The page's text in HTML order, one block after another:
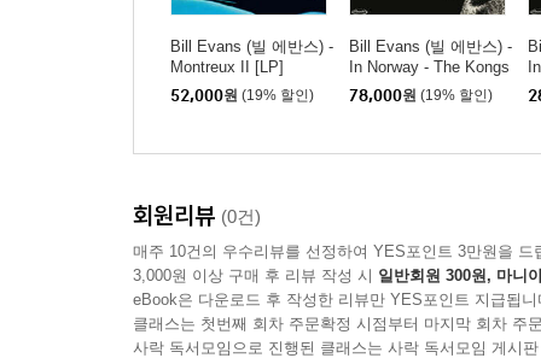
Bill Evans (빌 에반스) -
Montreux II [LP]
52,000원 (19% 할인)
Bill Evans (빌 에반스) -
In Norway - The Kongs
berg Concert [2LP]
78,000원 (19% 할인)
회원리뷰 (0건)
매주 10건의 우수리뷰를 선정하여 YES포인트 3만원을 드
3,000원 이상 구매 후 리뷰 작성 시 일반회원 300원, 마니
eBook은 다운로드 후 작성한 리뷰만 YES포인트 지급됩니
클래스는 첫번째 회차 주문확정 시점부터 마지막 회차 주
사락 독서모임으로 진행된 클래스는 사락 독서모임 게시